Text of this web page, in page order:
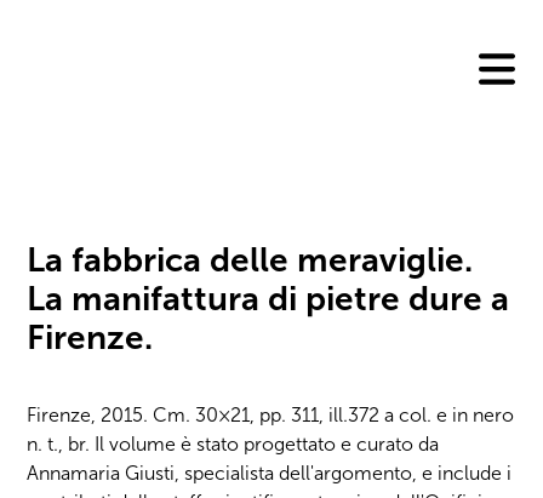
La fabbrica delle meraviglie.
La manifattura di pietre dure a
Firenze.
Firenze, 2015. Cm. 30×21, pp. 311, ill.372 a col. e in nero
n. t., br. Il volume è stato progettato e curato da
Annamaria Giusti, specialista dell'argomento, e include i